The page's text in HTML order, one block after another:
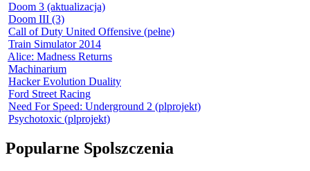
Doom 3 (aktualizacja)
Doom III (3)
Call of Duty United Offensive (pełne)
Train Simulator 2014
Alice: Madness Returns
Machinarium
Hacker Evolution Duality
Ford Street Racing
Need For Speed: Underground 2 (plprojekt)
Psychotoxic (plprojekt)
Popularne Spolszczenia